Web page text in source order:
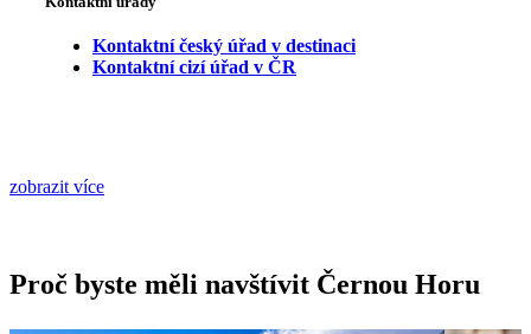
Kontaktní český úřad v destinaci
Kontaktní cizí úřad v ČR
zobrazit více
Proč byste měli navštívit Černou Horu